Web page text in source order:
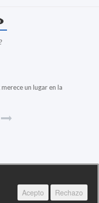
un lugar en la
COACHING SOCIETY, ALL RIGHTS
Acepto Rechazo